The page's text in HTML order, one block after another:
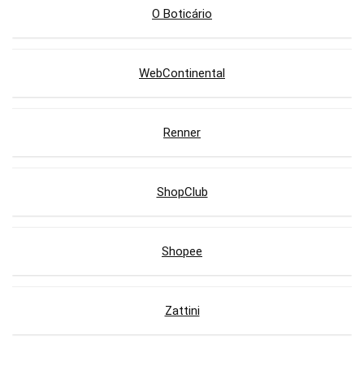
O Boticário
WebContinental
Renner
ShopClub
Shopee
Zattini